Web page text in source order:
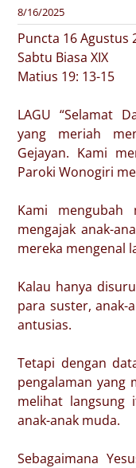
8/16/2025
Puncta 16 Agustus
Sabtu Biasa XIX
Matius 19: 13-15
LAGU “Selamat
yang meriah
Gejayan. Kami
Paroki Wonogiri
Kami mengubah
mengajak anak-
mereka mengenal
Kalau hanya
para suster, anak-
antusias.
Tetapi dengan
pengalaman yang
melihat langsung
anak-anak muda.
Sebagaimana